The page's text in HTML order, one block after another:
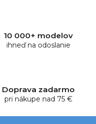
10 000+ modelov
ihneď na odoslanie
Doprava zadarmo
pri nákupe nad 75 €